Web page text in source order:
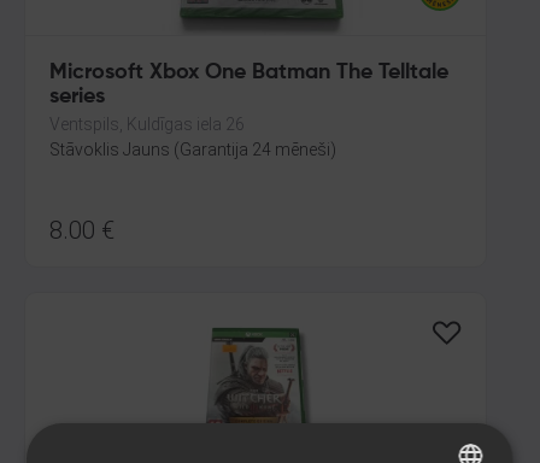
Microsoft Xbox One Batman The Telltale
series
Ventspils, Kuldīgas iela 26
Stāvoklis Jauns (Garantija 24 mēneši)
8.00 €